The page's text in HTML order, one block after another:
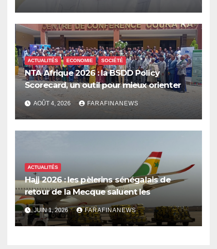
ACTUALITÉS ECONOMIE SOCIÉTÉ
NTA Afrique 2026 : la BSDD Policy
Scorecard, un outil pour mieux orienter
les dépenses publiques
AOÛT 4, 2026 FARAFINANEWS
ACTUALITÉS
Hajj 2026 : les pèlerins sénégalais de
retour de la Mecque saluent les
innovations d’Air Sénégal SA
JUIN 1, 2026 FARAFINANEWS